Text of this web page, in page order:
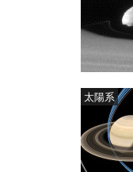
太陽系